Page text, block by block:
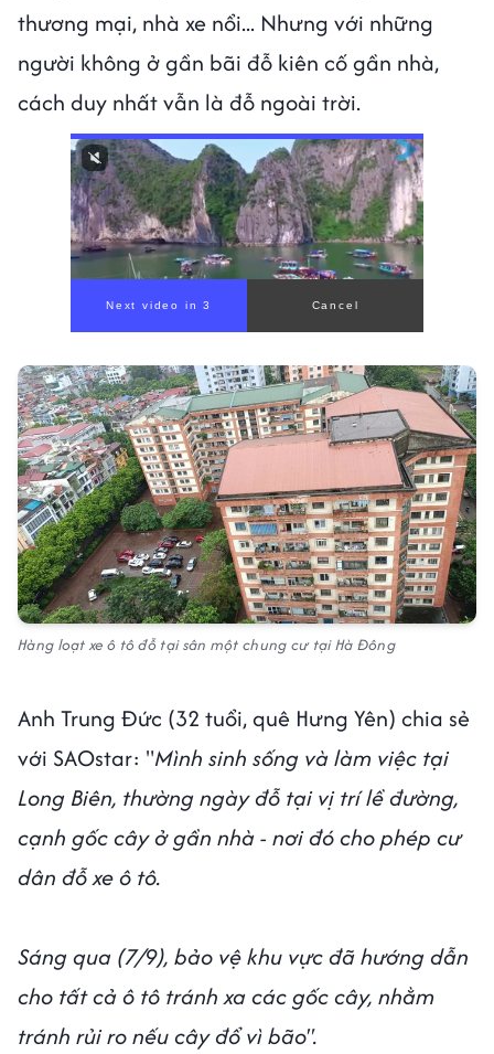
thương mại, nhà xe nổi... Nhưng với những
người không ở gần bãi đỗ kiên cố gần nhà,
cách duy nhất vẫn là đỗ ngoài trời.
Next video in 1 Cancel
Hàng loạt xe ô tô đỗ tại sân một chung cư tại Hà Đông
Anh Trung Đức (32 tuổi, quê Hưng Yên) chia sẻ
với SAOstar: "Mình sinh sống và làm việc tại
Long Biên, thường ngày đỗ tại vị trí lề đường,
cạnh gốc cây ở gần nhà - nơi đó cho phép cư
dân đỗ xe ô tô.
Sáng qua (7/9), bảo vệ khu vực đã hướng dẫn
cho tất cả ô tô tránh xa các gốc cây, nhằm
tránh rủi ro nếu cây đổ vì bão".